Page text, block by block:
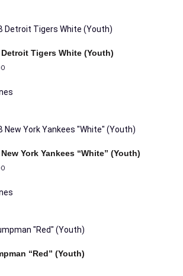
Tigers White (Youth)
York Yankees “White” (Youth)
“Red” (Youth)